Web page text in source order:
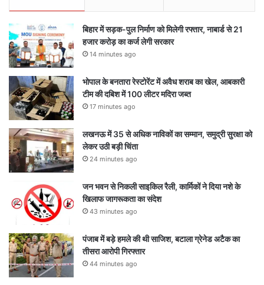
बिहार में सड़क-पुल निर्माण को मिलेगी रफ्तार, नाबार्ड से 21
हजार करोड़ का कर्ज लेगी सरकार
14 minutes ago
भोपाल के बनतारा रेस्टोरेंट में अवैध शराब का खेल, आबकारी
टीम की दबिश में 100 लीटर मदिरा जब्त
17 minutes ago
लखनऊ में 35 से अधिक नाविकों का सम्मान, समुद्री सुरक्षा को
लेकर उठी बड़ी चिंता
24 minutes ago
जन भवन से निकली साइकिल रैली, कार्मिकों ने दिया नशे के
खिलाफ जागरूकता का संदेश
43 minutes ago
पंजाब में बड़े हमले की थी साजिश, बटाला ग्रेनेड अटैक का
तीसरा आरोपी गिरफ्तार
44 minutes ago